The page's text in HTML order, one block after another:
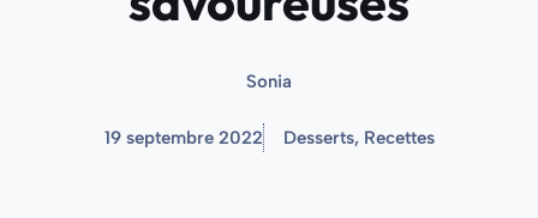
Sonia
19 septembre 2022 Desserts, Recettes